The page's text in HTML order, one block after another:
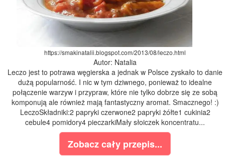
https://smakinatalii.blogspot.com/2013/08/leczo.html
Autor: Natalia
Leczo jest to potrawa węgierska a jednak w Polsce zyskało to danie
dużą popularność. I nic w tym dziwnego, ponieważ to idealne
połączenie warzyw i przypraw, które nie tylko dobrze się ze sobą
komponują ale również mają fantastyczny aromat. Smacznego! :)
LeczoSkładniki:2 papryki czerwone2 papryki żółte1 cukinia2
cebule4 pomidory4 pieczarkiMały słoiczek koncentratu...
Zobacz cały przepis...